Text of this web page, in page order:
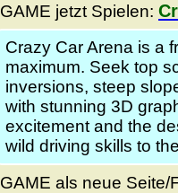
GAME jetzt Spielen:
Crazy Car Arena is a
maximum. Seek top
inversions, steep
with stunning 3D
excitement and the
wild driving skills to
GAME als neue